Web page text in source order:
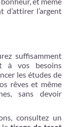
l’argent
suffisamment
à vos besoins
les études de
rêves et même
sans devoir
consultez un